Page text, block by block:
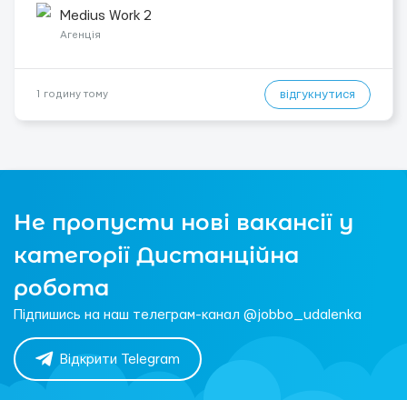
Мобільний. Психологическое...
Medius Work 2
Агенція
1 годину тому відгукнутися
Не пропусти нові вакансії у
категорії Дистанційна
робота
Підпишись на наш телеграм-канал @jobbo_udalenka
Відкрити Telegram